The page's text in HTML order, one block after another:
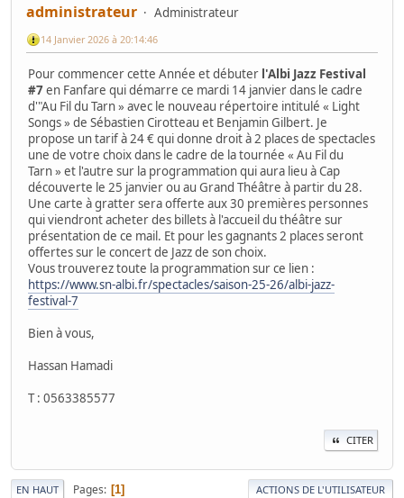
administrateur Administrateur
14 Janvier 2026 à 20:14:46
Pour commencer cette Année et débuter l'Albi Jazz Festival
#7en Fanfare qui démarre ce mardi 14 janvier dans le cadre
d'"Au Fil du Tarn » avec le nouveau répertoire intitulé « Light
Songs » de Sébastien Cirotteau et Benjamin Gilbert. Je
propose un tarif à 24 € qui donne droit à 2 places de spectacles
une de votre choix dans le cadre de la tournée « Au Fil du
Tarn » et l'autre sur la programmation qui aura lieu à Cap
découverte le 25 janvier ou au Grand Théâtre à partir du 28.
Une carte à gratter sera offerte aux 30 premières personnes
qui viendront acheter des billets à l'accueil du théâtre sur
présentation de ce mail. Et pour les gagnants 2 places seront
offertes sur le concert de Jazz de son choix.
Vous trouverez toute la programmation sur ce lien :
https://www.sn-albi.fr/spectacles/saison-25-26/albi-jazz-
festival-7
Bien à vous,
Hassan Hamadi
T : 0563385577
CITER
EN HAUT Pages 1 ACTIONS DE L'UTILISATEUR